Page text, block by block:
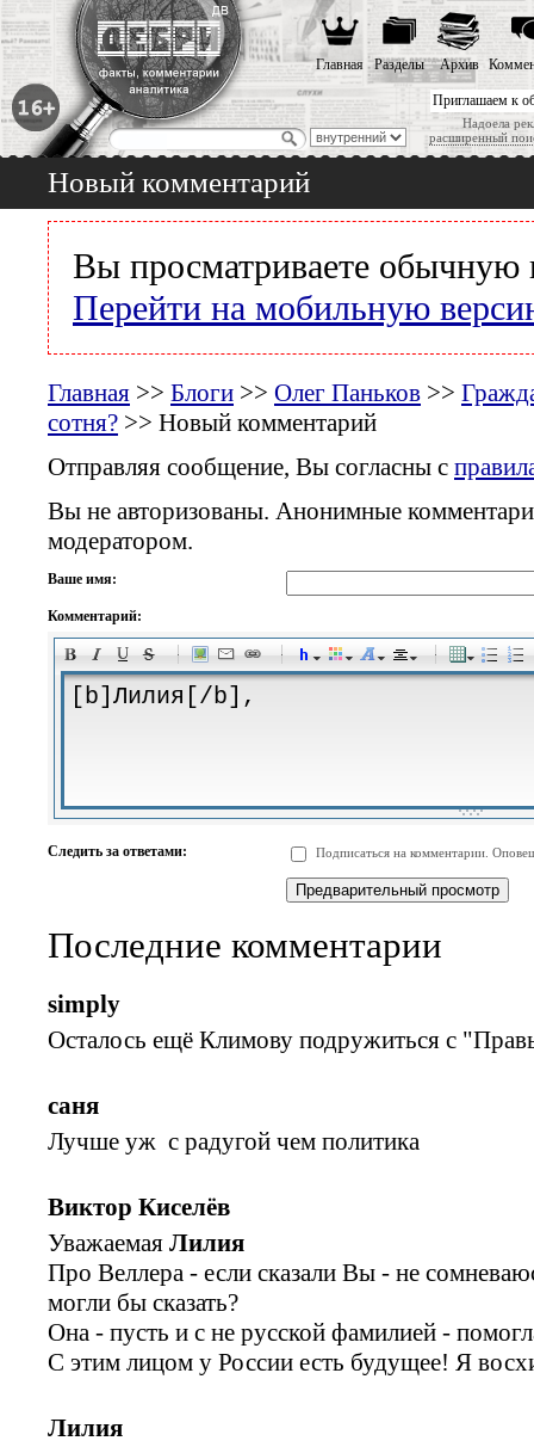
Приглашаем к
Надоела
расширенный
Главная Разделы Архив
Новый комментарий
Вы просматриваете обычную
Перейти на мобильную
Главная >> Блоги >> Олег Паньков >>
сотня? >> Новый комментарий
Отправляя сообщение, Вы согласны с
Вы не авторизованы. Анонимные
модератором.
Ваше имя:
Комментарий:
-
-
-
-
-
-
-
-
-
-
-
-
-
-
-
Следить за ответами: Подписаться на комментарии.
Последние комментарии
simply
Осталось ещё Климову подружиться с
саня
Лучше уж с радугой чем политика
Виктор Киселёв
Уважаемая Лилия
Про Веллера - если сказали Вы - не
могли бы сказать?
Она - пусть и с не русской фамилией -
С этим лицом у России есть будущее! Я
Лилия